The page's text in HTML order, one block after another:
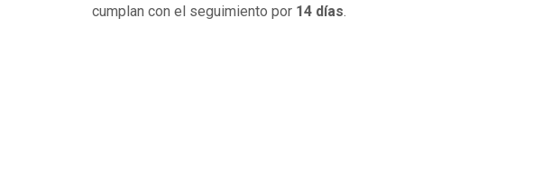
cumplan con el seguimiento por 14 días.